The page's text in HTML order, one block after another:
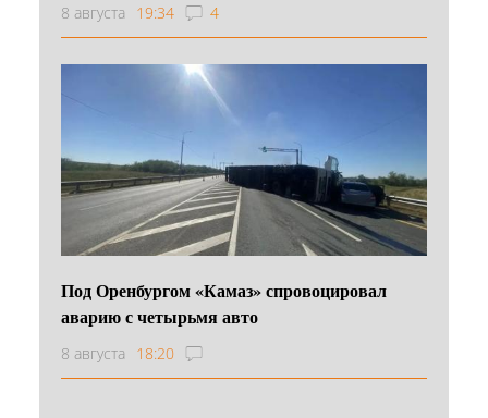
8 августа 19:34 4
Под Оренбургом «Камаз» спровоцировал
аварию с четырьмя авто
8 августа 18:20